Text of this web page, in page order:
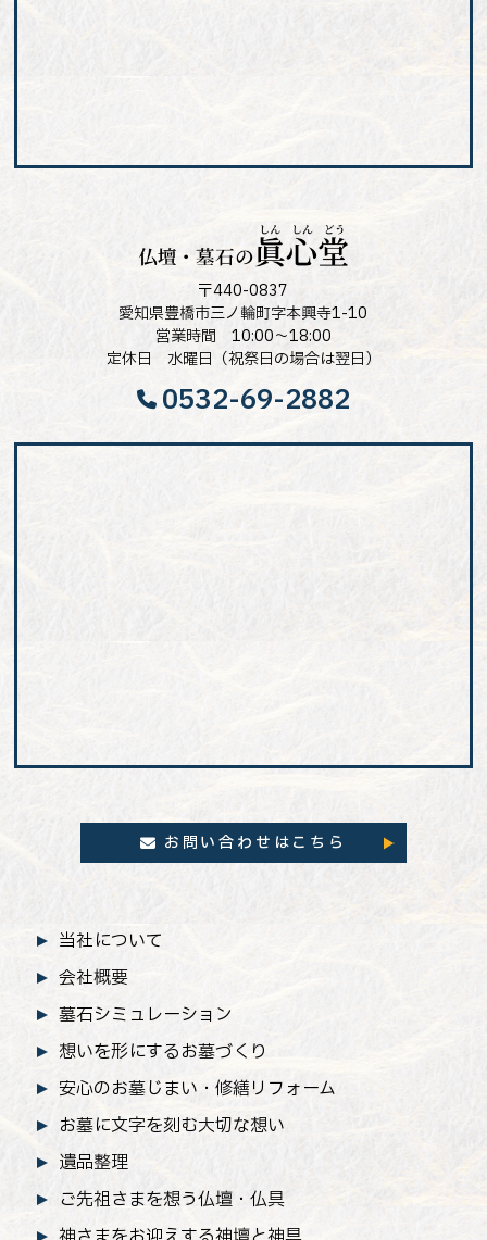
〒440-0837
愛知県豊橋市三ノ輪町字本興寺1-10
営業時間 10:00～18:00
定休日 水曜日（祝祭日の場合は翌日）
0532-69-2882
お問い合わせはこちら
当社について
会社概要
墓石シミュレーション
想いを形にするお墓づくり
安心のお墓じまい ・修繕リフォーム
お墓に文字を刻む大切な想い
遺品整理
ご先祖さまを想う仏壇・仏具